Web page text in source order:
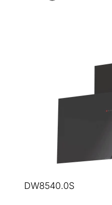
DW8540.0S